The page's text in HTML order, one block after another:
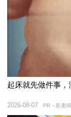
起床就先做件事，
PR・新素簡
2026-08-07